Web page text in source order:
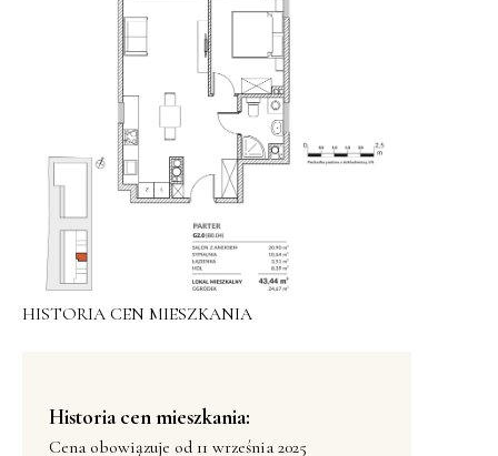
HISTORIA CEN MIESZKANIA
Historia cen mieszkania:
Cena obowiązuje od 11 września 2025